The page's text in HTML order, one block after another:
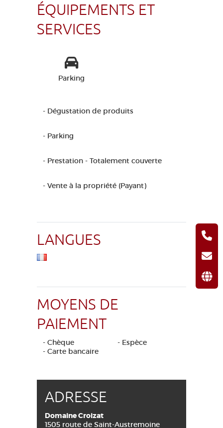
ÉQUIPEMENTS ET
SERVICES
Parking
- Dégustation de produits
- Parking
- Prestation - Totalement couverte
- Vente à la propriété (Payant)
LANGUES
MOYENS DE
PAIEMENT
- Chèque
- Espèce
- Carte bancaire
ADRESSE
Domaine Croizat
1505 route de Saint-Austremoine